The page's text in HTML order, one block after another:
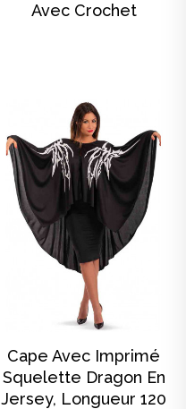
Avec Crochet
Cape Avec Imprimé
Squelette Dragon En
Jersey, Longueur 120